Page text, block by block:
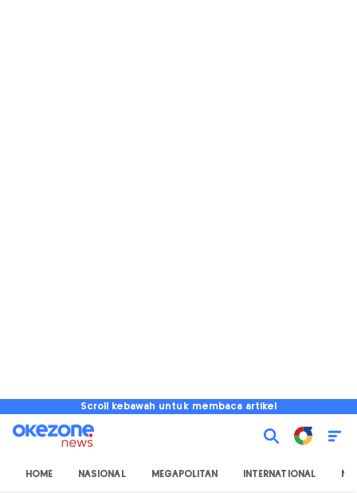
Scroll kebawah untuk membaca artikel
HOME NASIONAL MEGAPOLITAN INTERNATIONAL